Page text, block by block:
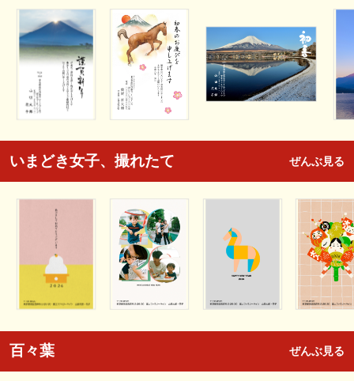
いまどき女子、撮れたて ぜんぶ見る
百々葉 ぜんぶ見る